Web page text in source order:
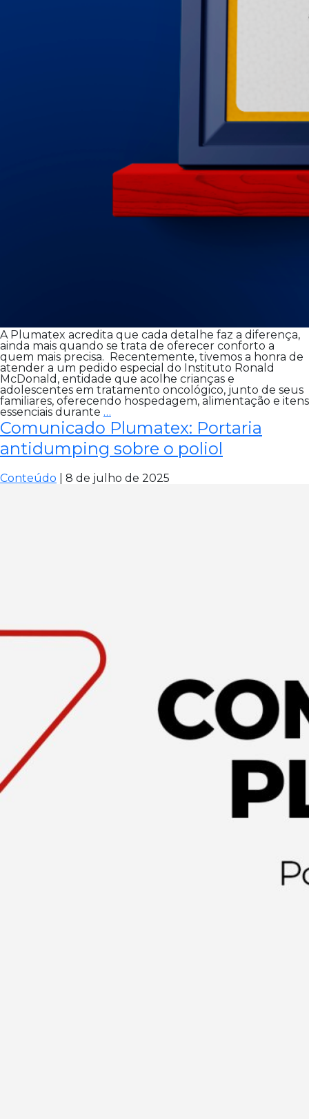
A Plumatex acredita que cada detalhe faz a diferença,
ainda mais quando se trata de oferecer conforto a
quem mais precisa. Recentemente, tivemos a honra de
atender a um pedido especial do Instituto Ronald
McDonald, entidade que acolhe crianças e
adolescentes em tratamento oncológico, junto de seus
familiares, oferecendo hospedagem, alimentação e itens
essenciais durante … Reconhecimento
que
aquece
nosso
coração
Comunicado Plumatex: Portaria
antidumping sobre o poliol
Conteúdo 8 de julho de 2025